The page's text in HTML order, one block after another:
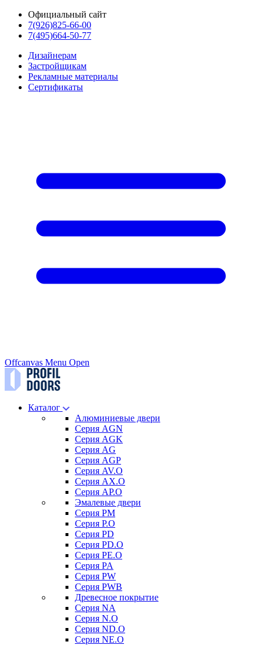
Официальный сайт
7(926)825-66-00
7(495)664-50-77
Дизайнерам
Застройщикам
Рекламные материалы
Сертификаты
Offcanvas Menu Open
Каталог
Алюминиевые двери
Серия AGN
Серия AGK
Серия AG
Серия AGP
Серия AV.O
Серия AX.O
Серия AP.O
Эмалевые двери
Серия PM
Серия P.O
Серия PD
Серия PD.O
Серия PE.O
Серия PA
Серия PW
Серия PWB
Древесное покрытие
Серия NA
Серия N.O
Серия ND.O
Серия NE.O